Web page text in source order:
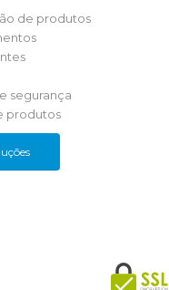
de produtos
segurança
produtos